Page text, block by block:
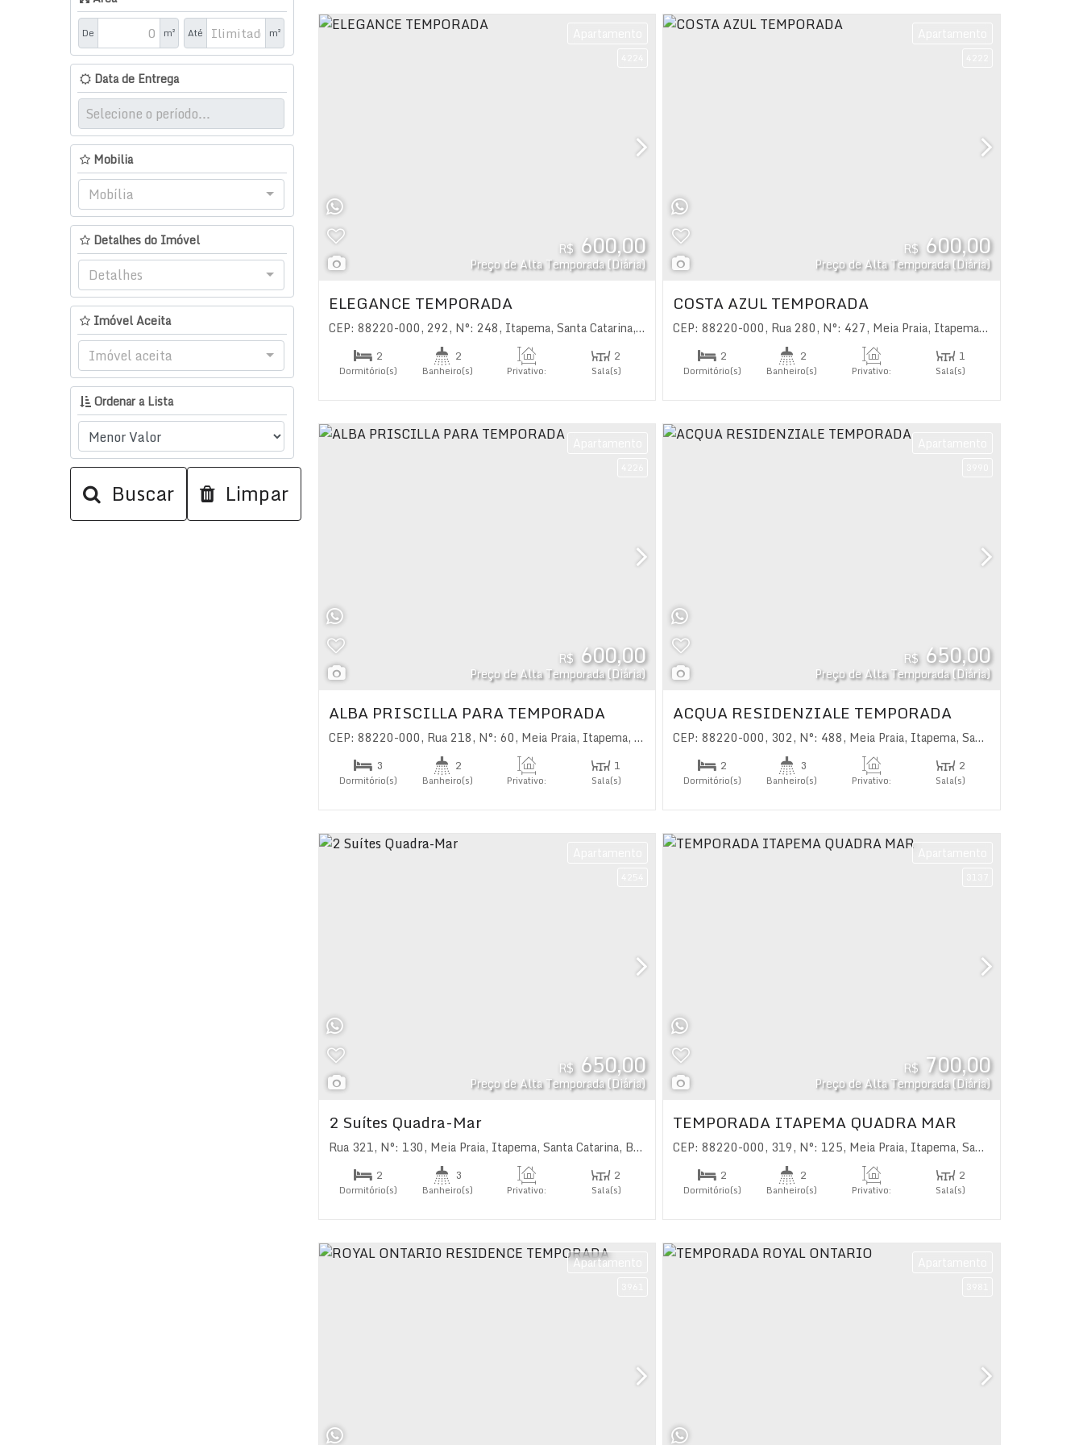
De m² Até m²
Data de Entrega
Mobilia
Mobília
Detalhes do Imóvel
Detalhes
Imóvel Aceita
Imóvel aceita
Ordenar a Lista
Buscar Limpar
R$ 600,00
Preço de Alta Temporada (Diária)
ELEGANCE TEMPORADA
CEP: 88220-000, 292, N°: 248, Itapema, Santa Catarina, Brasil
2
Dormitório(s)
2
Banheiro(s) Privativo:
2
Sala(s)
R$ 600,00
Preço de Alta Temporada (Diária)
COSTA AZUL TEMPORADA
CEP: 88220-000, Rua 280, N°: 427, Meia Praia, Itapema,Santa Catarina
2
Dormitório(s)
2
Banheiro(s) Privativo:
1
Sala(s)
R$ 600,00
Preço de Alta Temporada (Diária)
ALBA PRISCILLA PARA TEMPORADA
CEP: 88220-000, Rua 218, N°: 60, Meia Praia, Itapema, Santa Catarina,Brasil
3
Dormitório(s)
2
Banheiro(s) Privativo:
1
Sala(s)
R$ 650,00
Preço de Alta Temporada (Diária)
ACQUA RESIDENZIALE TEMPORADA
CEP: 88220-000, 302, N°: 488, Meia Praia, Itapema,Santa Catarina
2
Dormitório(s)
3
Banheiro(s) Privativo:
2
Sala(s)
R$ 650,00
Preço de Alta Temporada (Diária)
2 Suítes Quadra-Mar
Rua 321, N°: 130, Meia Praia, Itapema, Santa Catarina, Brasil
2
Dormitório(s)
3
Banheiro(s) Privativo:
2
Sala(s)
R$ 700,00
Preço de Alta Temporada (Diária)
TEMPORADA ITAPEMA QUADRA MAR
CEP: 88220-000, 319, N°: 125, Meia Praia, Itapema,Santa Catarina
2
Dormitório(s)
2
Banheiro(s) Privativo:
2
Sala(s)
Apartamento